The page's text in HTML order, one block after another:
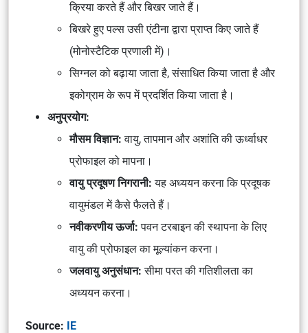
क्रिया करते हैं और बिखर जाते हैं।
बिखरे हुए पल्स उसी एंटीना द्वारा प्राप्त किए जाते हैं
(मोनोस्टैटिक प्रणाली में)।
सिग्नल को बढ़ाया जाता है, संसाधित किया जाता है और
इकोग्राम के रूप में प्रदर्शित किया जाता है।
अनुप्रयोग:
मौसम विज्ञान: वायु, तापमान और अशांति की ऊर्ध्वाधर
प्रोफाइल को मापना।
वायु प्रदूषण निगरानी: यह अध्ययन करना कि प्रदूषक
वायुमंडल में कैसे फैलते हैं।
नवीकरणीय ऊर्जा: पवन टरबाइन की स्थापना के लिए
वायु की प्रोफाइल का मूल्यांकन करना।
जलवायु अनुसंधान: सीमा परत की गतिशीलता का
अध्ययन करना।
Source: IE